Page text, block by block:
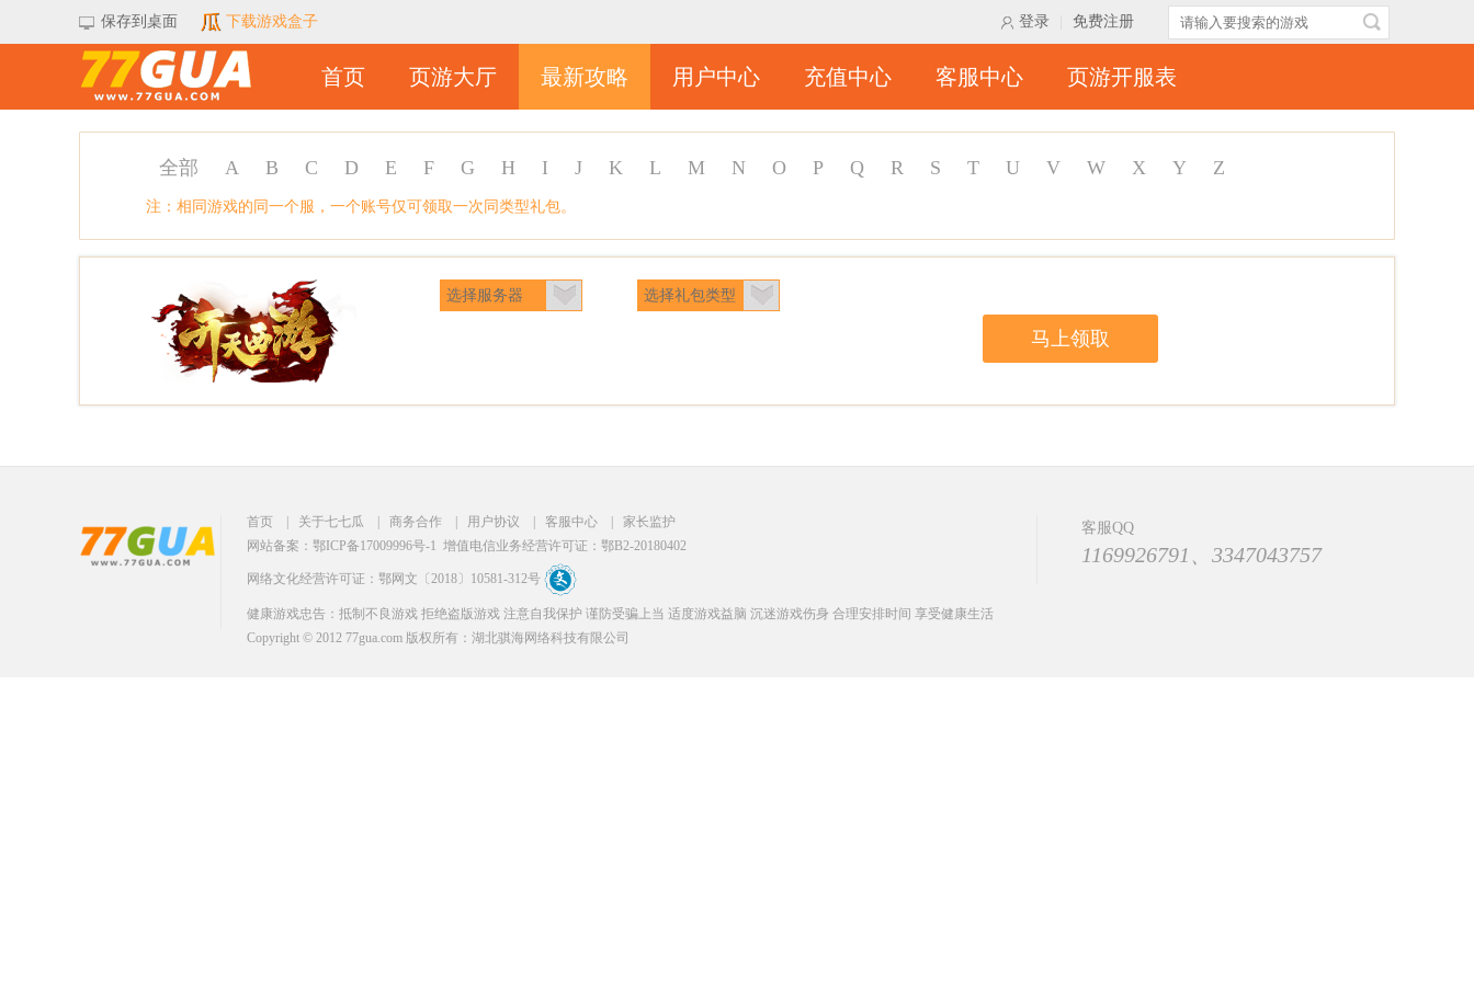
保存到桌面 下载游戏盒子 登录 免费注册
首页 页游大厅 最新攻略 用户中心 充值中心 客服中心 页游开服表
全部 A B C D E F G H I J K L M N O P Q R S T U V W X Y Z
注：相同游戏的同一个服，一个账号仅可领取一次同类型礼包。
马上领取
首页 关于七七瓜 商务合作 用户协议 客服中心
家长监护
网站备案：鄂ICP备17009996号-1 增值电信业务经营许可证：鄂B2-20180402
网络文化经营许可证：鄂网文〔2018〕10581-312号
健康游戏忠告：抵制不良游戏 拒绝盗版游戏 注意自我保护 谨防受骗上当 适度游戏益脑 沉迷游戏伤身 合理安排时间 享受健康生活
Copyright © 2012 77gua.com 版权所有：湖北骐海网络科技有限公司
客服QQ
1169926791、3347043757